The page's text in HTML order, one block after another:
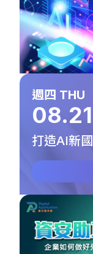
週四 THU
08.21
打造AI新